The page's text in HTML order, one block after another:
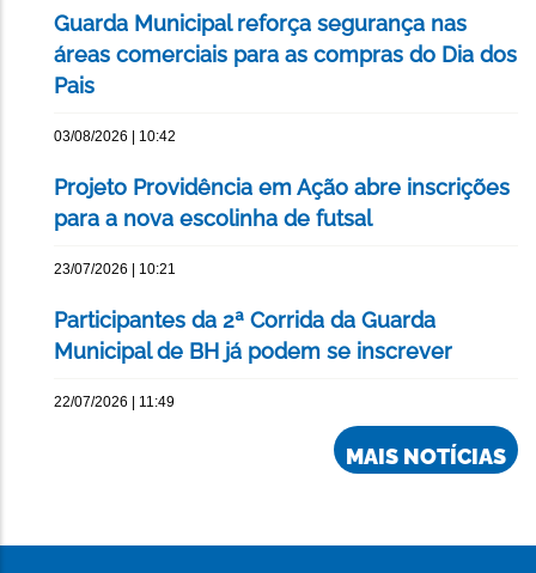
Guarda Municipal reforça segurança nas
áreas comerciais para as compras do Dia dos
Pais
03/08/2026 | 10:42
Projeto Providência em Ação abre inscrições
para a nova escolinha de futsal
23/07/2026 | 10:21
Participantes da 2ª Corrida da Guarda
Municipal de BH já podem se inscrever
22/07/2026 | 11:49
MAIS NOTÍCIAS